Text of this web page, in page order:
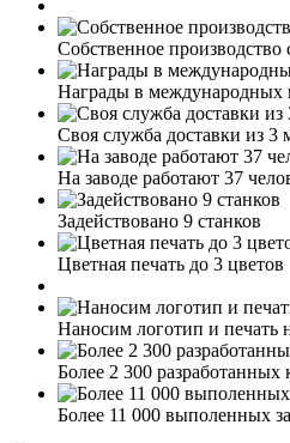
Собственное производство
Награды в международных
Своя служба доставки из 3
На заводе работают 37
Задействовано 9 станков
Цветная печать до 3 цветов
Наносим логотип и печать
Более 2 300 разработанных
Более 11 000 выполенных